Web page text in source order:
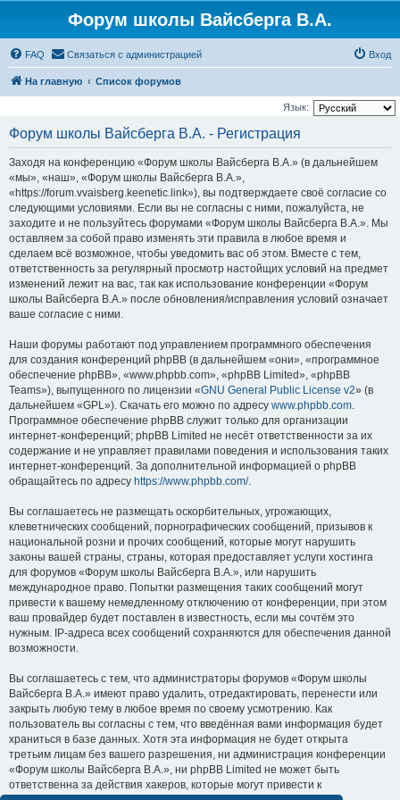
Форум школы Вайсберга В.А.
FAQ Связаться с администрацией Вход
На главную Список форумов
Язык:
Форум школы Вайсберга В.А. - Регистрация
Заходя на конференцию «Форум школы Вайсберга В.А.» (в дальнейшем
«мы», «наш», «Форум школы Вайсберга В.А.»,
«https://forum.vvaisberg.keenetic.link»), вы подтверждаете своё согласие со
следующими условиями. Если вы не согласны с ними, пожалуйста, не
заходите и не пользуйтесь форумами «Форум школы Вайсберга В.А.». Мы
оставляем за собой право изменять эти правила в любое время и
сделаем всё возможное, чтобы уведомить вас об этом. Вместе с тем,
ответственность за регулярный просмотр настойщих условий на предмет
изменений лежит на вас, так как использование конференции «Форум
школы Вайсберга В.А.» после обновления/исправления условий означает
ваше согласие с ними.
Наши форумы работают под управлением программного обеспечения
для создания конференций phpBB (в дальнейшем «они», «программное
обеспечение phpBB», «www.phpbb.com», «phpBB Limited», «phpBB
Teams»), выпущенного по лицензии «GNU General Public License v2» (в
дальнейшем «GPL»). Скачать его можно по адресу www.phpbb.com.
Программное обеспечение phpBB служит только для организации
интернет-конференций; phpBB Limited не несёт ответственности за их
содержание и не управляет правилами поведения и использования таких
интернет-конференций. За дополнительной информацией о phpBB
обращайтесь по адресу https://www.phpbb.com/.
Вы соглашаетесь не размещать оскорбительных, угрожающих,
клеветнических сообщений, порнографических сообщений, призывов к
национальной розни и прочих сообщений, которые могут нарушить
законы вашей страны, страны, которая предоставляет услуги хостинга
для форумов «Форум школы Вайсберга В.А.», или нарушить
международное право. Попытки размещения таких сообщений могут
привести к вашему немедленному отключению от конференции, при этом
ваш провайдер будет поставлен в известность, если мы сочтём это
нужным. IP-адреса всех сообщений сохраняются для обеспечения данной
возможности.
Вы соглашаетесь с тем, что администраторы форумов «Форум школы
Вайсберга В.А.» имеют право удалить, отредактировать, перенести или
закрыть любую тему в любое время по своему усмотрению. Как
пользователь вы согласны с тем, что введённая вами информация будет
храниться в базе данных. Хотя эта информация не будет открыта
третьим лицам без вашего разрешения, ни администрация конференции
«Форум школы Вайсберга В.А.», ни phpBB Limited не может быть
ответственна за действия хакеров, которые могут привести к